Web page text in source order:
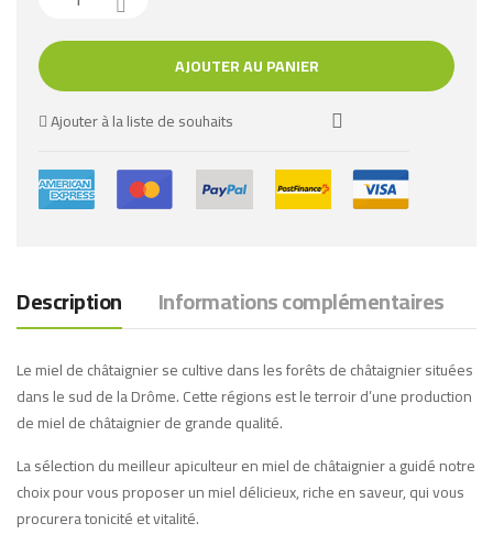
AJOUTER AU PANIER
Ajouter à la liste de souhaits
Description Informations complémentaires
Le miel de châtaignier se cultive dans les forêts de châtaignier situées
dans le sud de la Drôme. Cette régions est le terroir d’une production
de miel de châtaignier de grande qualité.
La sélection du meilleur apiculteur en miel de châtaignier a guidé notre
choix pour vous proposer un miel délicieux, riche en saveur, qui vous
procurera tonicité et vitalité.